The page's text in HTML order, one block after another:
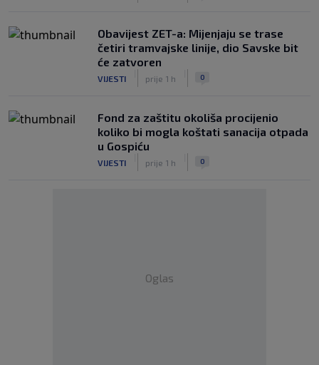
Obavijest ZET-a: Mijenjaju se trase
četiri tramvajske linije, dio Savske bit
će zatvoren
VIJESTI prije 1 h 0
Fond za zaštitu okoliša procijenio
koliko bi mogla koštati sanacija otpada
u Gospiću
VIJESTI prije 1 h 0
Oglas